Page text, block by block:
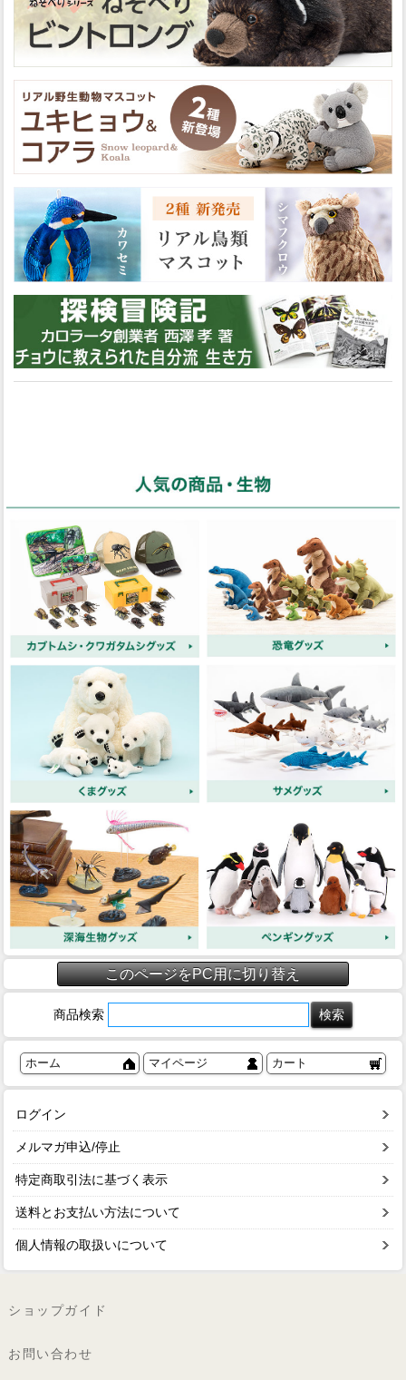
このページをPC用に切り替え
商品検索
ホーム マイページ カート
ログイン
メルマガ申込/停止
特定商取引法に基づく表示
送料とお支払い方法について
個人情報の取扱いについて
ショップガイド
お問い合わせ